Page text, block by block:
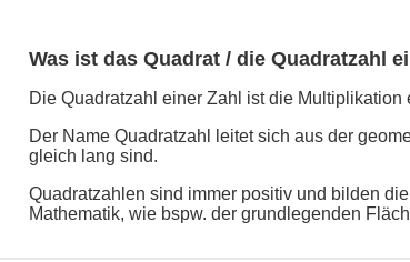
Was ist das Quadrat / die Quadratzahl
Die Quadratzahl einer Zahl ist die
Der Name Quadratzahl leitet sich aus der
gleich lang sind.
Quadratzahlen sind immer positiv und bilden
Mathematik, wie bspw. der grundlegenden